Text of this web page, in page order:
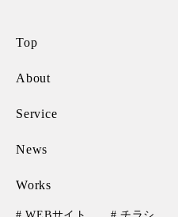
Top
About
Service
News
Works